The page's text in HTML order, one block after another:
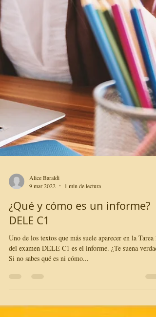
9 mar 2022
1 min de lectura